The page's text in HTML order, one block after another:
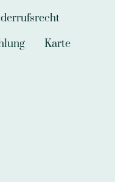
Karte